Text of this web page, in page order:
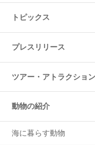
トピックス
プレスリリース
ツアー・ アトラクション
動物の紹介
海に暮らす動物